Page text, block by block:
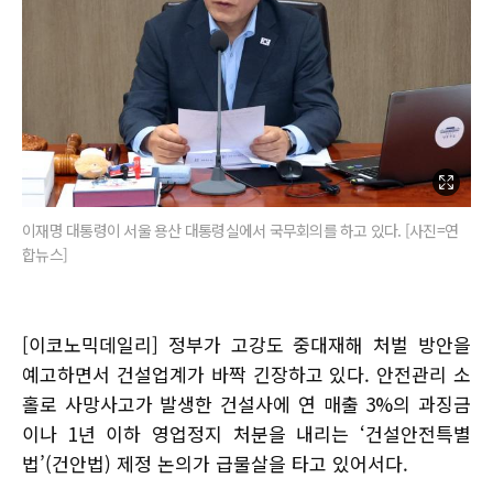
이재명 대통령이 서울 용산 대통령실에서 국무회의를 하고 있다. [사진=연
합뉴스]
[이코노믹데일리] 정부가 고강도 중대재해 처벌 방안을
예고하면서 건설업계가 바짝 긴장하고 있다. 안전관리 소
홀로 사망사고가 발생한 건설사에 연 매출 3%의 과징금
이나 1년 이하 영업정지 처분을 내리는 ‘건설안전특별
법’(건안법) 제정 논의가 급물살을 타고 있어서다.